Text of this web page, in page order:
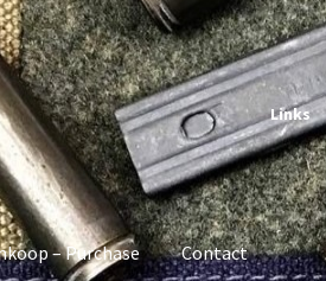
Links
– Purchase Contact